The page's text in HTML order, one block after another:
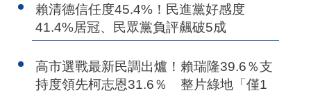
賴清德信任度45.4%！民進黨好感度
41.4%居冠、民眾黨負評飆破5成
高市選戰最新民調出爐！賴瑞隆39.6％支
持度領先柯志恩31.6％ 整片綠地「僅1